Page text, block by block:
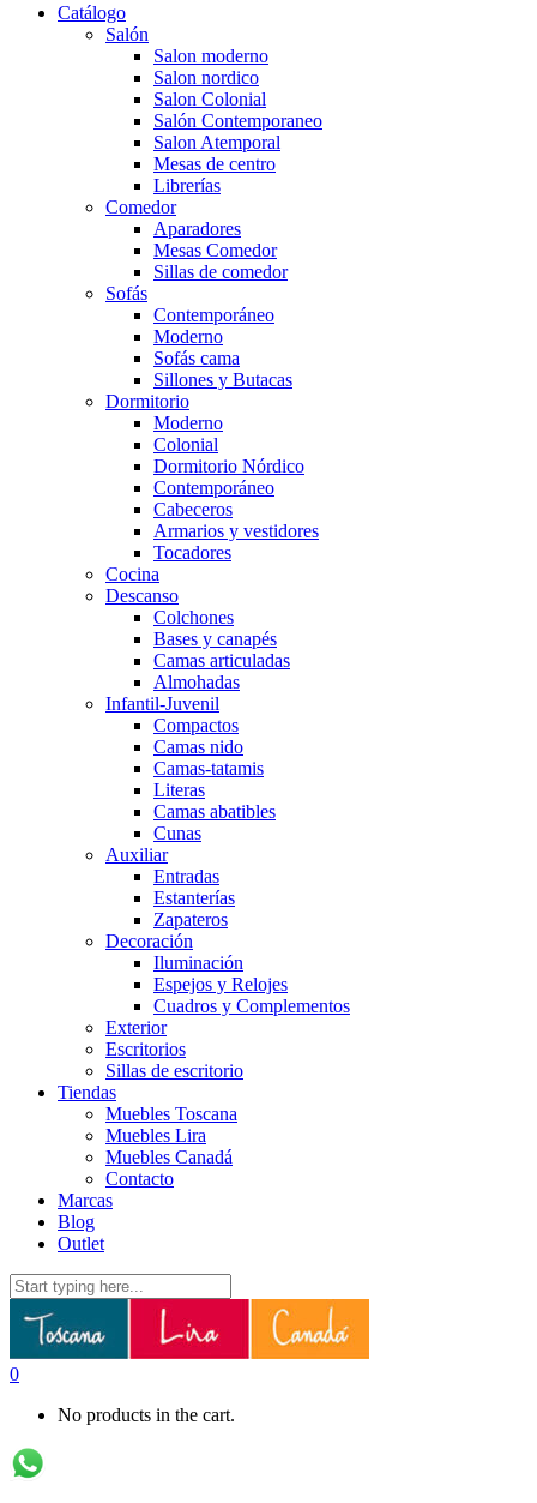
Catálogo
Salón
Salon moderno
Salon nordico
Salon Colonial
Salón Contemporaneo
Salon Atemporal
Mesas de centro
Librerías
Comedor
Aparadores
Mesas Comedor
Sillas de comedor
Sofás
Contemporáneo
Moderno
Sofás cama
Sillones y Butacas
Dormitorio
Moderno
Colonial
Dormitorio Nórdico
Contemporáneo
Cabeceros
Armarios y vestidores
Tocadores
Cocina
Descanso
Colchones
Bases y canapés
Camas articuladas
Almohadas
Infantil-Juvenil
Compactos
Camas nido
Camas-tatamis
Literas
Camas abatibles
Cunas
Auxiliar
Entradas
Estanterías
Zapateros
Decoración
Iluminación
Espejos y Relojes
Cuadros y Complementos
Exterior
Escritorios
Sillas de escritorio
Tiendas
Muebles Toscana
Muebles Lira
Muebles Canadá
Contacto
Marcas
Blog
Outlet
0
No products in the cart.